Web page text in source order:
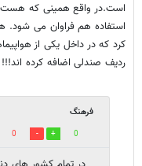
است.در واقع همینی که هست
استفاده هم فراوان می شود.
کرد که در داخل یکی از
ردیف صندلی اضافه کرده اند!!!
فرهنگ
0
0